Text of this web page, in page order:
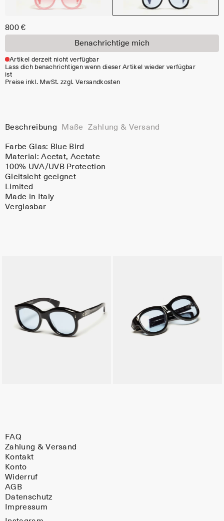
800 €
Benachrichtige mich
Artikel derzeit nicht verfügbar
Lass dich benachrichtigen wenn dieser Artikel wieder verfügbar
ist
Preise inkl. MwSt. zzgl. Versandkosten
Beschreibung Maße Zahlung & Versand
Farbe Glas: Blue Bird
Material:Acetat, Acetate
100% UVA/UVB Protection
Gleitsicht geeignet
Limited
Made in Italy
Verglasbar
FAQ
Zahlung & Versand
Kontakt
Konto
Widerruf
AGB
Datenschutz
Impressum